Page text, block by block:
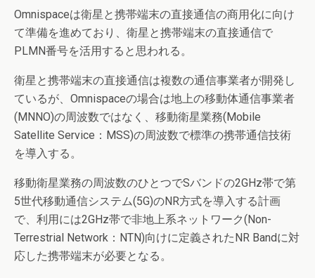
Omnispaceは衛星と携帯端末の直接通信の商用化に向け
て準備を進めており、衛星と携帯端末の直接通信で
PLMN番号を活用すると思われる。
衛星と携帯端末の直接通信は複数の通信事業者が開発し
ているが、Omnispaceの場合は地上の移動体通信事業者
(MNNO)の周波数ではなく、移動衛星業務(Mobile
Satellite Service：MSS)の周波数で標準の携帯通信技術
を導入する。
移動衛星業務の周波数のひとつでSバンドの2GHz帯で第
5世代移動通信システム(5G)のNR方式を導入する計画
で、利用には2GHz帯で非地上系ネットワーク(Non-
Terrestrial Network：NTN)向けに定義されたNR Bandに対
応した携帯端末が必要となる。